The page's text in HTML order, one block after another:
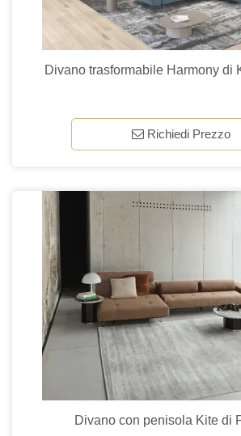
Divano trasformabile Harmony di
Richiedi Prezzo
Divano con penisola Kite di